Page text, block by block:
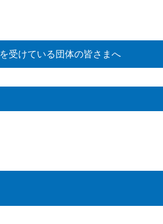
受けている団体の皆さまへ